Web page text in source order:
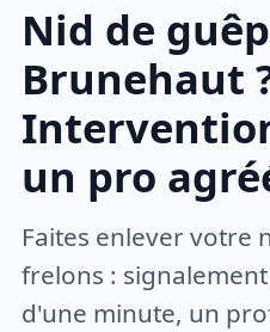
Nid de
Brunehaut
un pro
Faites enlever votre
frelons :
d'une minute, un